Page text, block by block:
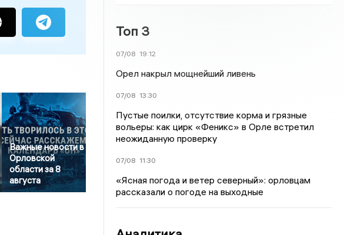
Важные новости в
Орловской
области за 8
августа
Топ 3
07/08 19:12
Орел накрыл мощнейший ливень
07/08 13:30
Пустые поилки, отсутствие корма и грязные
вольеры: как цирк «Феникс» в Орле встретил
неожиданную проверку
07/08 11:30
«Ясная погода и ветер северный»: орловцам
рассказали о погоде на выходные